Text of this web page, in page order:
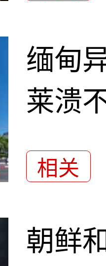
缅甸
莱溃
相关
朝鲜